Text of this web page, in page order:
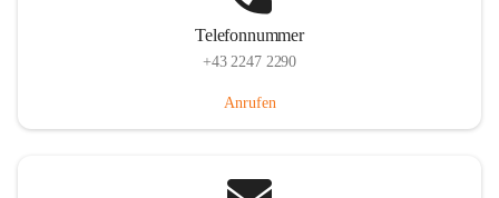
Telefonnummer
+43 2247 2290
Anrufen